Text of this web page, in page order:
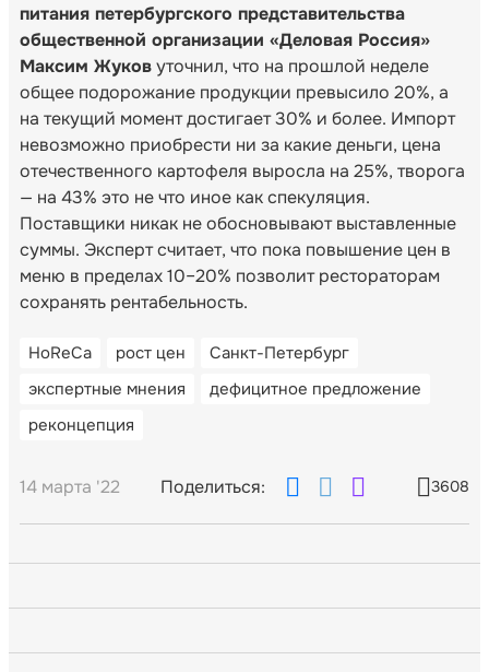
питания петербургского представительства
общественной организации «Деловая Россия»
Максим Жуковуточнил, что на прошлой неделе
общее подорожание продукции превысило 20%, а
на текущий момент достигает 30% и более. Импорт
невозможно приобрести ни за какие деньги, цена
отечественного картофеля выросла на 25%, творога
— на 43% это не что иное как спекуляция.
Поставщики никак не обосновывают выставленные
суммы. Эксперт считает, что пока повышение цен в
меню в пределах 10–20% позволит рестораторам
сохранять рентабельность.
HoReCa рост цен
Санкт-Петербург
экспертные мнения
дефицитное предложение
реконцепция
14 марта '22 Поделиться: 3608